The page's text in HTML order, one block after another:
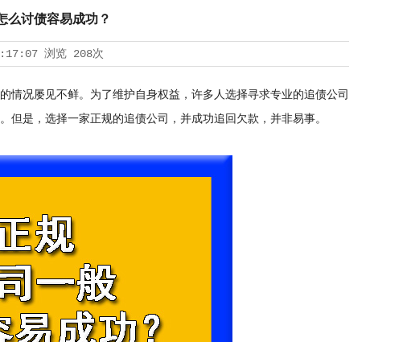
么讨债容易成功？
浏览 208次
况屡见不鲜。为了维护自身权益，许多人选择寻求专业的追债公司
是，选择一家正规的追债公司，并成功追回欠款，并非易事。